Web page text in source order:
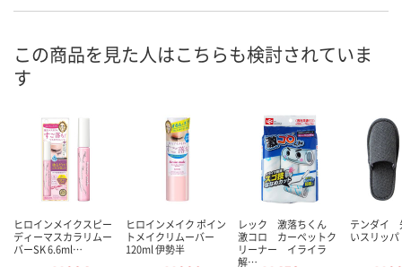
この商品を見た人はこちらも検討されていま
す
ヒロインメイクスピー
ディーマスカラリムー
バーSK 6.6ml…
ヒロインメイク ポイン
トメイクリムーバー
120ml 伊勢半
レック 激落ちくん
激コロ カーペットク
リーナー イライラ
解…
テンダイ
いスリッパ